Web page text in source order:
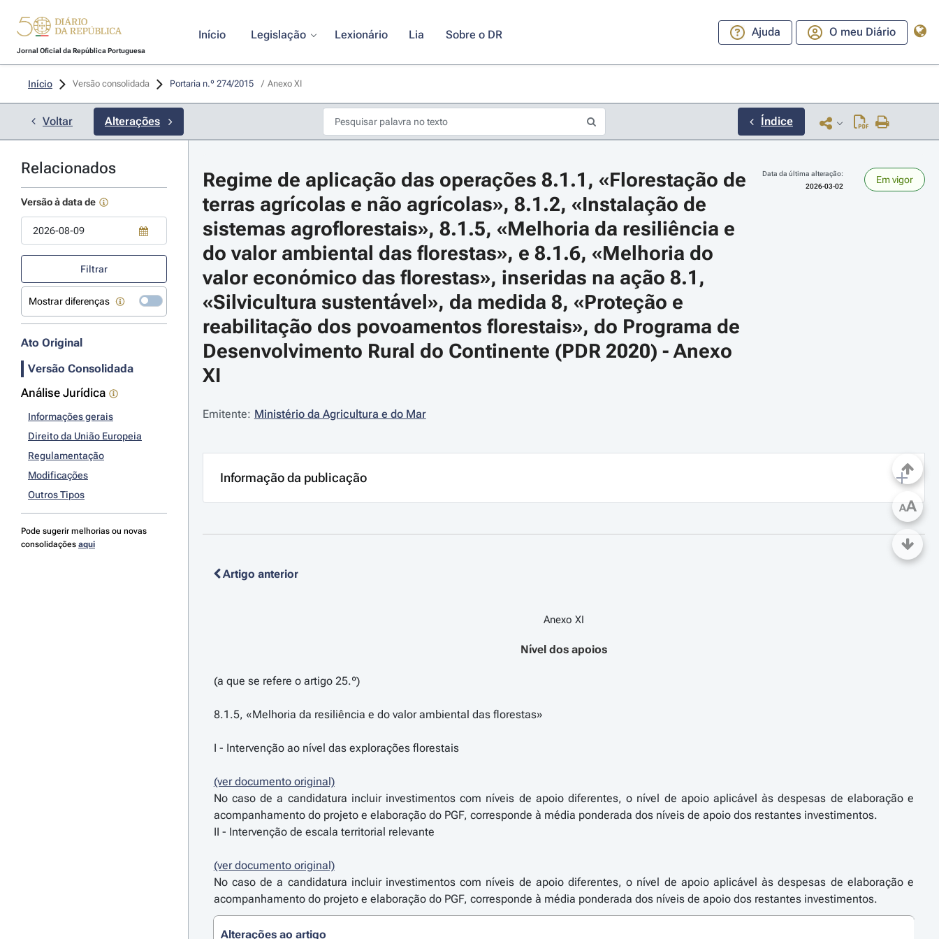
Jornal Oficial da República Portuguesa
Início Legislação Lexionário Lia Sobre o DR Ajuda O meu Diário
Início Versão consolidada Portaria n.º 274/2015 / Anexo XI
Voltar Alterações Índice
Relacionados
Versão à data de
Use a tecla de seta para baixo para abrir o calendário; Use as teclas de seta para navegar pelos dias do calendário; Use cmd ou ctrl + seta para a direita ou esquerda para navegar pelos meses; Use cmd ou ctrl +
Filtrar
Mostrar diferenças
Ato Original
Versão Consolidada
Análise Jurídica
Informações gerais
Direito da União Europeia
Regulamentação
Modificações
Outros Tipos
Pode sugerir melhorias ou novas
consolidações aqui
Regime de aplicação das operações 8.1.1, «Florestação de
terras agrícolas e não agrícolas», 8.1.2, «Instalação de
sistemas agroflorestais», 8.1.5, «Melhoria da resiliência e
do valor ambiental das florestas», e 8.1.6, «Melhoria do
valor económico das florestas», inseridas na ação 8.1,
«Silvicultura sustentável», da medida 8, «Proteção e
reabilitação dos povoamentos florestais», do Programa de
Desenvolvimento Rural do Continente (PDR 2020) - Anexo
XI
Data da última alteração:
2026-03-02
Em vigor
Emitente: Ministério da Agricultura e do Mar
Informação da publicação
Artigo anterior
Anexo XI
Nível dos apoios
(a que se refere o artigo 25.º)
8.1.5, «Melhoria da resiliência e do valor ambiental das florestas»
I - Intervenção ao nível das explorações florestais
(ver documento original)
No caso de a candidatura incluir investimentos com níveis de apoio diferentes, o nível de apoio aplicável às despesas de elaboração e
acompanhamento do projeto e elaboração do PGF, corresponde à média ponderada dos níveis de apoio dos restantes investimentos.
II - Intervenção de escala territorial relevante
(ver documento original)
No caso de a candidatura incluir investimentos com níveis de apoio diferentes, o nível de apoio aplicável às despesas de elaboração e
acompanhamento do projeto e elaboração do PGF, corresponde à média ponderada dos níveis de apoio dos restantes investimentos.
Alterações ao artigo
AA